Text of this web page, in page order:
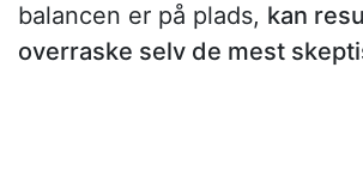
balancen er på plads, kan
overraske selv de mest